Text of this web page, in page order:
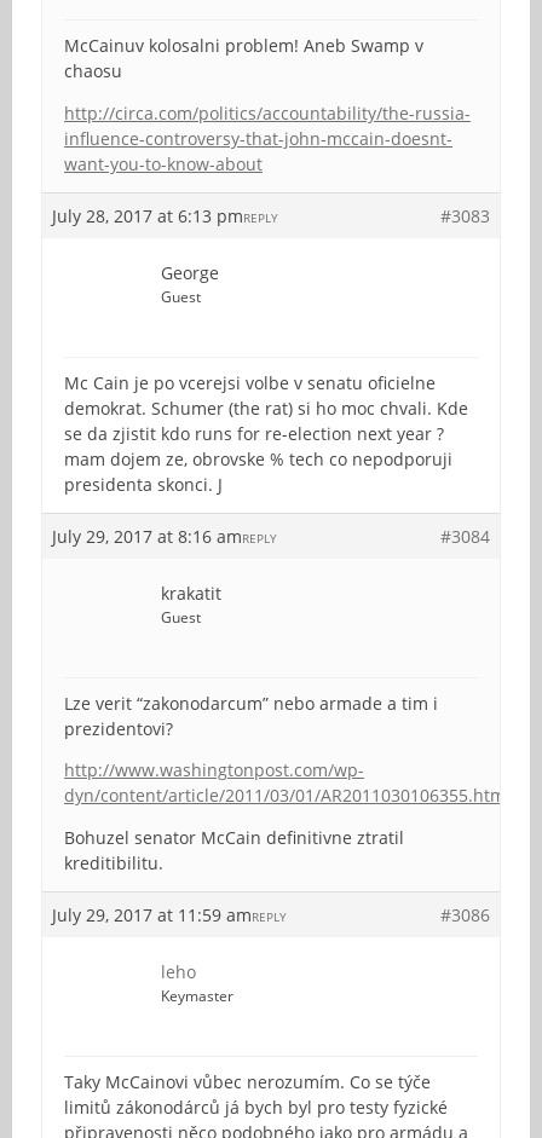
McCainuv kolosalni problem! Aneb Swamp v
chaosu
http://circa.com/politics/accountability/the-russia-
influence-controversy-that-john-mccain-doesnt-
want-you-to-know-about
July 28, 2017 at 6:13 pm #3083
REPLY
George
Guest
Mc Cain je po vcerejsi volbe v senatu oficielne
demokrat. Schumer (the rat) si ho moc chvali. Kde
se da zjistit kdo runs for re-election next year ?
mam dojem ze, obrovske % tech co nepodporuji
presidenta skonci. J
July 29, 2017 at 8:16 am #3084
REPLY
krakatit
Guest
Lze verit “zakonodarcum” nebo armade a tim i
prezidentovi?
http://www.washingtonpost.com/wp-
dyn/content/article/2011/03/01/AR2011030106355.html
Bohuzel senator McCain definitivne ztratil
kreditibilitu.
July 29, 2017 at 11:59 am #3086
REPLY
leho
Keymaster
Taky McCainovi vůbec nerozumím. Co se týče
limitů zákonodárců já bych byl pro testy fyzické
připravenosti něco podobného jako pro armádu a